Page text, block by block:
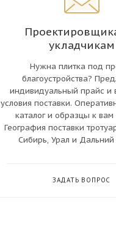
укладчикам
Нужна плитка под
благоустройства?
индивидуальный прайс и
условия поставки.
каталог и образцы к
География поставки
Сибирь, Урал и Дальний
ЗАДАТЬ ВОПРОС